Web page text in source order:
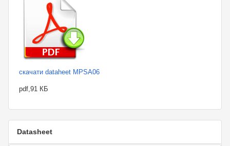
скачати dataheet MPSA06
pdf,91 КБ
Datasheet